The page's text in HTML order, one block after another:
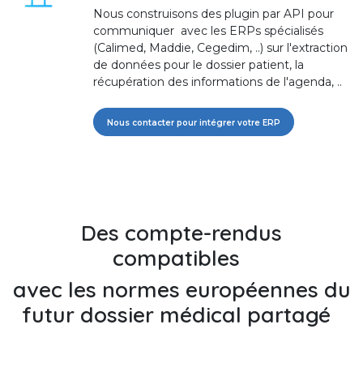
Nous construisons des plugin par API pour
communiquer avec les ERPs spécialisés
(Calimed, Maddie, Cegedim, ..) sur l'extraction
de données pour le dossier patient, la
récupération des informations de l'agenda, ..
Nous contacter pour intégrer votre ERP
Des compte-rendus
compatibles
avec les normes européennes du
futur dossier médical partagé